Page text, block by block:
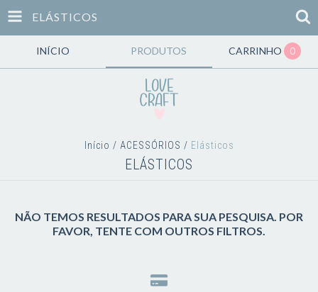
ELÁSTICOS
INÍCIO PRODUTOS CARRINHO 0
Início / ACESSÓRIOS / Elásticos
ELÁSTICOS
NÃO TEMOS RESULTADOS PARA SUA PESQUISA. POR
FAVOR, TENTE COM OUTROS FILTROS.